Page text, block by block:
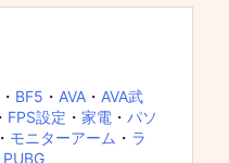
・ BF5 ・ AVA ・ AVA武
・ FPS設定 ・ 家電 ・ パソ
・ モニターアーム ・ ラ
PUBG